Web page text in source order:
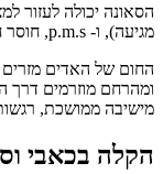
הסאונה יכולה לעזור
מגיעה), ו- p.m.s, חוסר חשק מיני, יובש בנרתיק וכ״ו.
החום של האדים
ומהרחם מוזרמים דרך
מישיבה ממושכת,
הקלה בכאבי